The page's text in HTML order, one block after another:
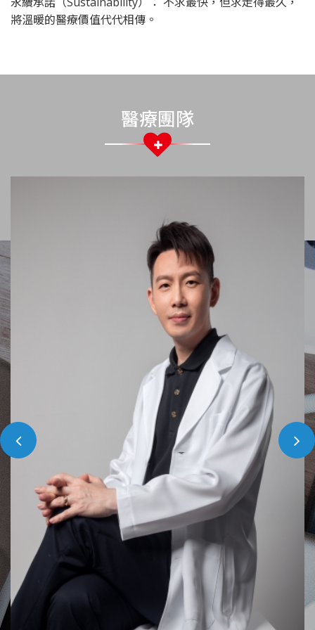
將溫暖的醫療價值代代相傳。
醫療團隊